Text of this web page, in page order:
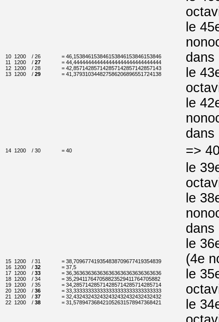
10
11
12
13
1200
1200
1200
1200
/ 26
/ 27
/ 28
/ 29
= 46,153846153846153846153846153846
= 44,444444444444444444444444444444
= 42,857142857142857142857142857143
= 41,379310344827586206896551724138
le
dans
le
le
dans
14 1200 / 30 = 40 =>
15
16
17
18
19
20
21
22
1200
1200
1200
1200
1200
1200
1200
1200
/ 31
/ 32
/ 33
/ 34
/ 35
/ 36
/ 37
/ 38
= 38,709677419354838709677419354839
= 37,5
= 36,363636363636363636363636363636
= 35,294117647058823529411764705882
= 34,285714285714285714285714285714
= 33,333333333333333333333333333333
= 32,432432432432432432432432432432
= 31,578947368421052631578947368421
le
le
dans
le
(4e
le
le